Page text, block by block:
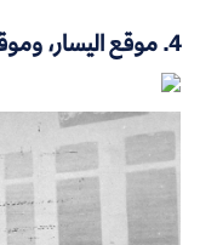
4. موقع اليسار، وموقع الشعوب